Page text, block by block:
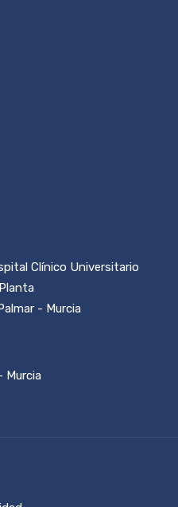
Clínico Universitario
- Murcia
Murcia